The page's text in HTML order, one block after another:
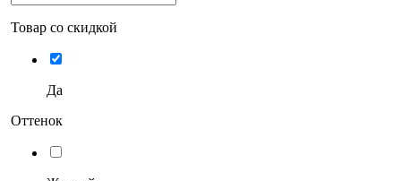
Товар со скидкой
Да
Оттенок